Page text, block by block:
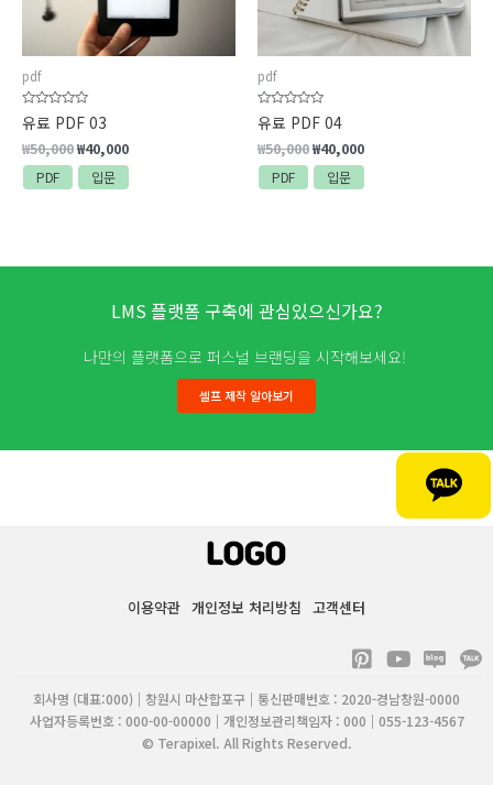
pdf
5
중
서
0
평
유료 PDF 03
₩50,000₩40,000
PDF 입문
pdf
5
중
서
0
평
유료 PDF 04
₩50,000₩40,000
PDF 입문
LMS 플랫폼 구축에 관심있으신가요?
나만의 플랫폼으로 퍼스널 브랜딩을 시작해보세요!
셀프 제작 알아보기
이용약관 개인정보 처리방침 고객센터
P
n
t
Y
u
t
회사명 (대표:000) 창원시 마산합포구
통신판매번호 : 2020-경남창원-0000
사업자등록번호 : 000-00-00000
개인정보관리책임자 : 000
055-123-4567
© Terapixel. All Rights Reserved.